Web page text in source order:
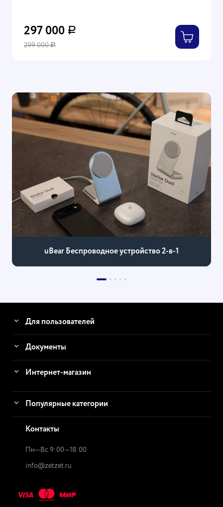
производства: Италия | 21x83x52 см
297 000 Р
299 000Р
uBear Беспроводное устройство 2-в-1
Для пользователей
Документы
Интернет-магазин
Популярные категории
Контакты
Пн—Вс 9:00—18:00
info@zetzet.ru